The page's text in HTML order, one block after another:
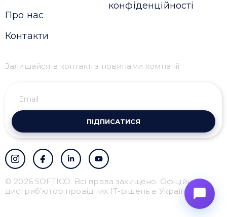
Про нас
Контакти
конфіденційності
Залишайся в контакті з новинами компанії
ПІДПИСАТИСЯ
© 2026 SOFTICO. Всі права захищено. Офіційний
дистриб’ютор провідних IT-рішень в Україні.